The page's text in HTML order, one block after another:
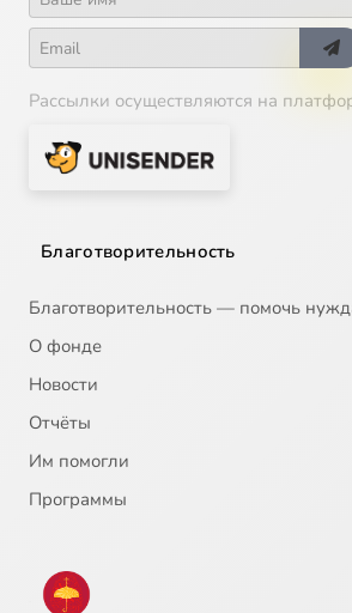
Рассылки осуществляются на
Благотворительность
Благотворительность — помочь
О фонде
Новости
Отчёты
Им помогли
Программы